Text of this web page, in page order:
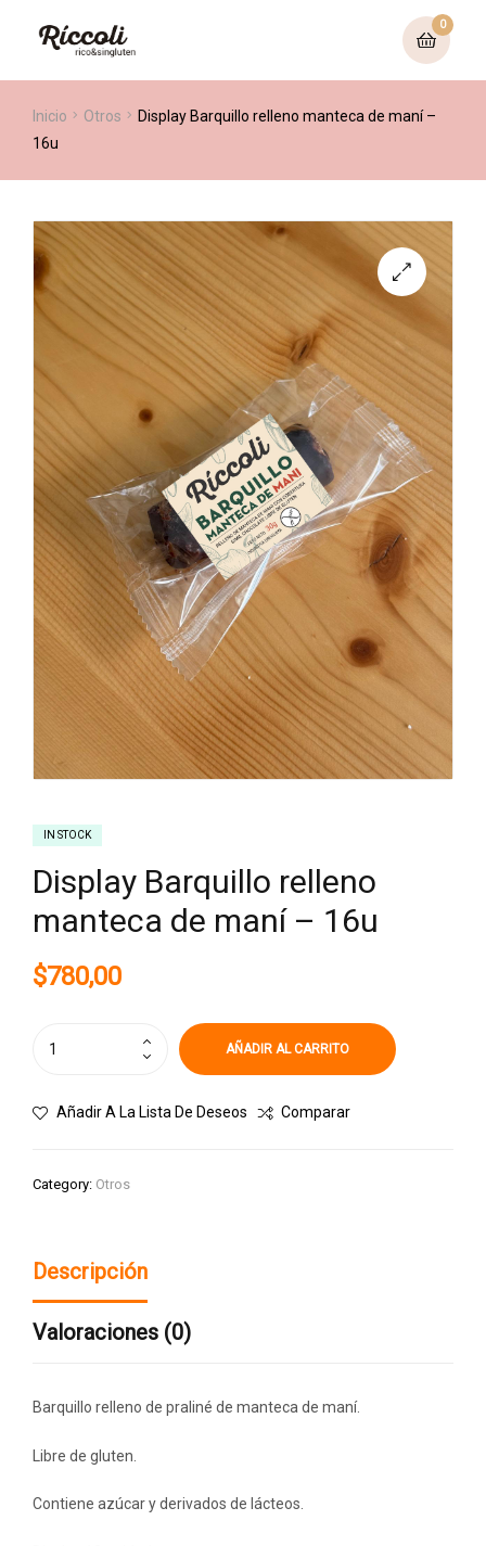
0
Inicio Otros
Display Barquillo relleno manteca de maní –
16u
IN STOCK
Display Barquillo relleno
manteca de maní – 16u
$780,00
AÑADIR AL CARRITO
Añadir A La Lista De Deseos Comparar
Category: Otros
Descripción
Valoraciones (0)
Barquillo relleno de praliné de manteca de maní.
Libre de gluten.
Contiene azúcar y derivados de lácteos.